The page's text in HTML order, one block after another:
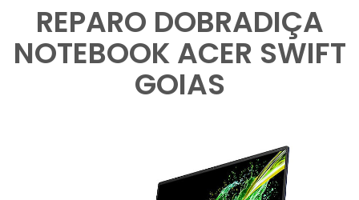
REPARO DOBRADIÇA
NOTEBOOK ACER SWIFT
GOIAS